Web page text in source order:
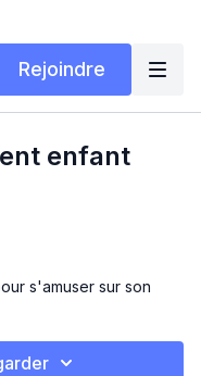
Rejoindre
enfant
s'amuser sur son